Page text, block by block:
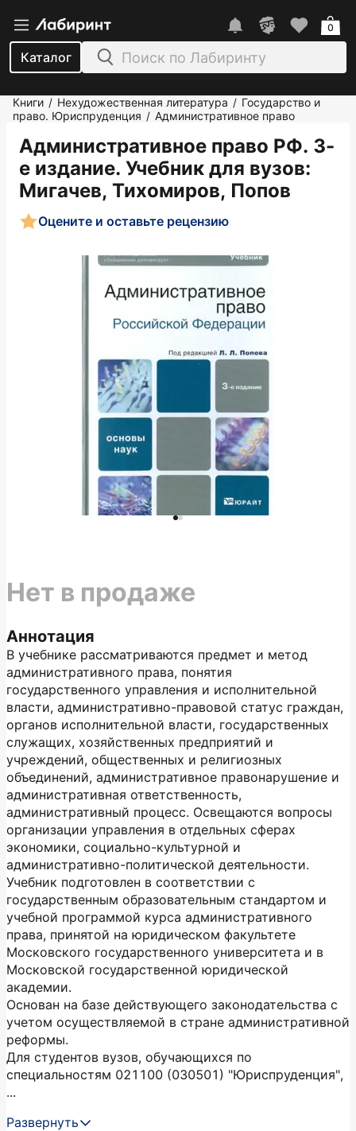
Каталог
0
Книги / Нехудожественная литература / Государство и
право. Юриспруденция / Административное право
Административное право РФ. 3-
е издание. Учебник для вузов:
Мигачев, Тихомиров, Попов
Оцените и оставьте рецензию
Аннотация
В учебнике рассматриваются предмет и метод
административного права, понятия
государственного управления и исполнительной
власти, административно-правовой статус граждан,
органов исполнительной власти, государственных
служащих, хозяйственных предприятий и
учреждений, общественных и религиозных
объединений, административное правонарушение и
административная ответственность,
административный процесс. Освещаются вопросы
организации управления в отдельных сферах
экономики, социально-культурной и
административно-политической деятельности.
Учебник подготовлен в соответствии с
государственным образовательным стандартом и
учебной программой курса административного
права, принятой на юридическом факультете
Московского государственного университета и в
Московской государственной юридической
академии.
Основан на базе действующего законодательства с
учетом осуществляемой в стране административной
реформы.
Для студентов вузов, обучающихся по
специальностям 021100 (030501) "Юриспруденция",
...
Развернуть
Нет в продаже